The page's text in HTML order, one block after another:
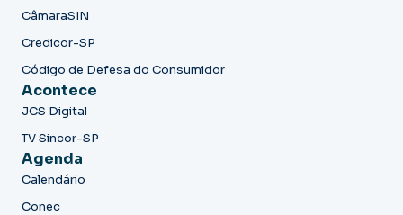
CâmaraSIN
Credicor-SP
Código de Defesa do Consumidor
Acontece
JCS Digital
TV Sincor-SP
Agenda
Calendário
Conec